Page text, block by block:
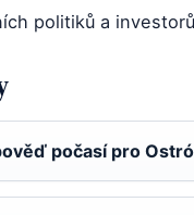
politiků a
počasí pro